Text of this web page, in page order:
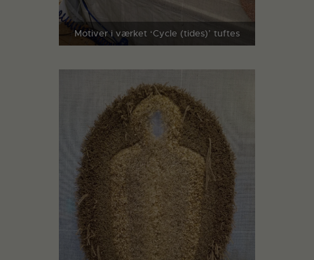
Motiver i værket ‘Cycle (tides)’ tuftes